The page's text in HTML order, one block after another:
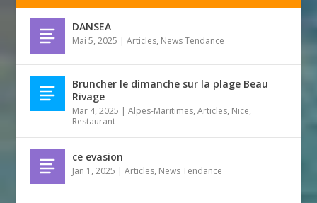
DANSEA
Mai 5, 2025 |Articles, News Tendance
Bruncher le dimanche sur la plage Beau
Rivage
Mar 4, 2025 |Alpes-Maritimes,Articles, Nice,
Restaurant
ce evasion
Jan 1, 2025 |Articles, News Tendance